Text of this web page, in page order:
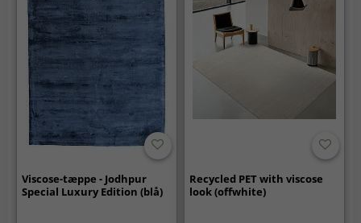
Viscose-tæppe - Jodhpur
Special Luxury Edition (blå)
Recycled PET with viscose
look (offwhite)